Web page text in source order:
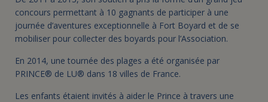
concours permettant à 10 gagnants de participer à une
journée d’aventures exceptionnelle à Fort Boyard et de se
mobiliser pour collecter des boyards pour l’Association.
En 2014, une tournée des plages a été organisée par
PRINCE® de LU® dans 18 villes de France.
Les enfants étaient invités à aider le Prince à travers une